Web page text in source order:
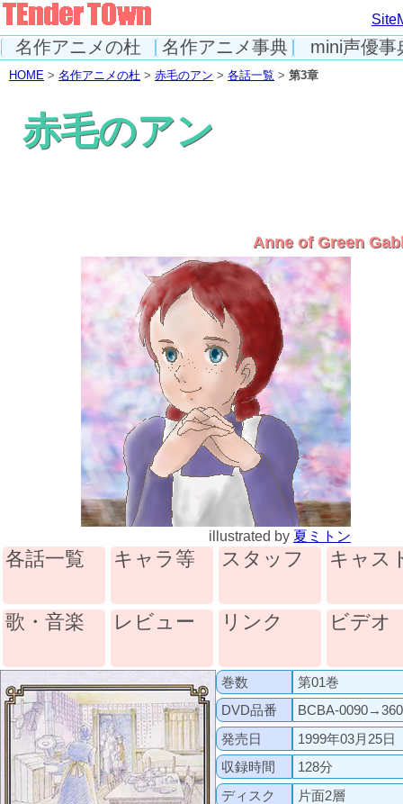
名作アニメの杜 名作アニメ事典 mini声優事
HOME > 名作アニメの杜 > 赤毛のアン > 各話一覧 > 第3章
赤毛のアン
Anne of Green
illustrated by 夏ミトン
各話一覧 キャラ等 スタッフ キャス
歌・音楽 レビュー リンク ビデオ
巻数
第01巻
DVD品番
BCBA-
発売日
1999年03月25日
収録時間
128分
ディスク
片面2層